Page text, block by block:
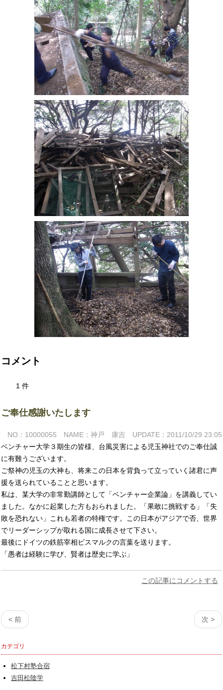
コメント
1 件
ご奉仕感謝いたします
NO：10000055 NAME：神戸 康吉 UPDATE：2011/10/29 23:05
ベンチャー大学３期生の皆様、台風災害による児玉神社でのご奉仕誠
に有難うございます。
ご祭神の児玉の大神も、将来この日本を背負って立っていく諸君に声
援を送られていることと思います。
私は、某大学の非常勤講師として「ベンチャー企業論」を講義してい
ました。なかに起業した方もおられました。「果敢に挑戦する」「失
敗を恐れない」これも若者の特権です。この日本がアジアで否、世界
でリーダーシップが取れる国に成長させて下さい。
最後にドイツの鉄筋宰相ビスマルクの言葉を送ります。
「愚者は経験に学び、賢者は歴史に学ぶ」
この記事にコメントする
< 前 次 >
カテゴリ
松下村塾合宿
吉田松陰学